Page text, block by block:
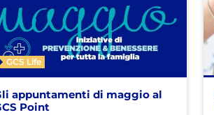
GCS Life
appuntamenti di maggio al
Point